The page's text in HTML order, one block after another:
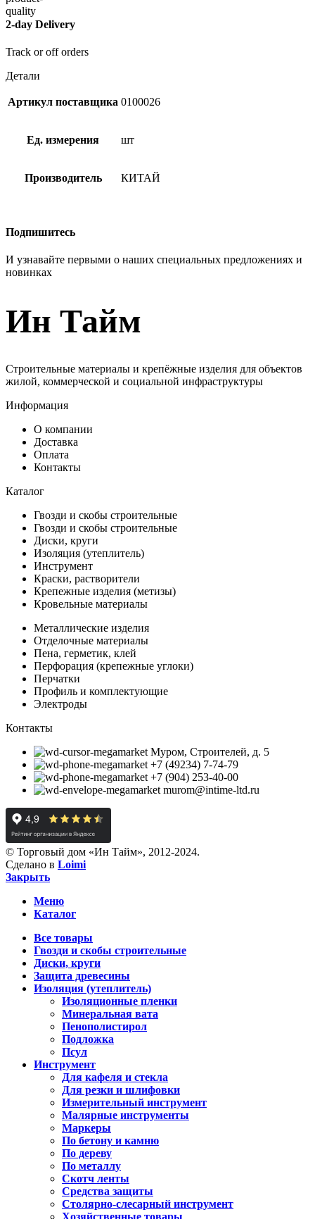
2-day Delivery
Track or off orders
Детали
Артикул поставщика 0100026
Ед. измерения шт
Производитель КИТАЙ
Подпишитесь
И узнавайте первыми о наших специальных предложениях и
новинках
Ин Тайм
Строительные материалы и крепёжные изделия для объектов
жилой, коммерческой и социальной инфраструктуры
Информация
О компании
Доставка
Оплата
Контакты
Каталог
Гвозди и скобы строительные
Гвозди и скобы строительные
Диски, круги
Изоляция (утеплитель)
Инструмент
Краски, растворители
Крепежные изделия (метизы)
Кровельные материалы
Металлические изделия
Отделочные материалы
Пена, герметик, клей
Перфорация (крепежные углоки)
Перчатки
Профиль и комплектующие
Электроды
Контакты
Муром, Строителей, д. 5
+7 (49234) 7-74-79
+7 (904) 253-40-00
murom@intime-ltd.ru
© Торговый дом «Ин Тайм», 2012-2024.
Сделано в Loimi
Закрыть
Меню
Каталог
Все товары
Гвозди и скобы строительные
Диски, круги
Защита древесины
Изоляция (утеплитель)
Изоляционные пленки
Минеральная вата
Пенополистирол
Подложка
Псул
Инструмент
Для кафеля и стекла
Для резки и шлифовки
Измерительный инструмент
Малярные инструменты
Маркеры
По бетону и камню
По дереву
По металлу
Скотч ленты
Средства защиты
Столярно-слесарный инструмент